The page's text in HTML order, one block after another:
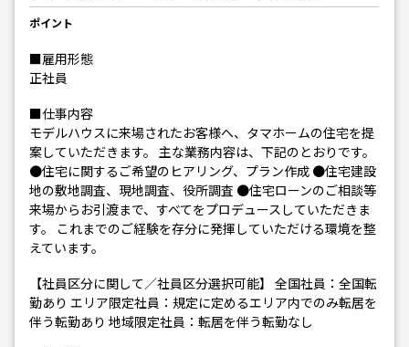
ポイント
■雇用形態
正社員
■仕事内容
モデルハウスに来場されたお客様へ、タマホームの住宅を提
案していただきます。 主な業務内容は、下記のとおりです。
●住宅に関するご希望のヒアリング、プラン作成 ●住宅建設
地の敷地調査、現地調査、役所調査 ●住宅ローンのご相談等
来場からお引渡まで、すべてをプロデュースしていただきま
す。 これまでのご経験を存分に発揮していただける環境を整
えています。
【社員区分に関して／社員区分選択可能】 全国社員：全国転
勤あり エリア限定社員：規定に定めるエリア内でのみ転居を
伴う転勤あり 地域限定社員：転居を伴う転勤なし